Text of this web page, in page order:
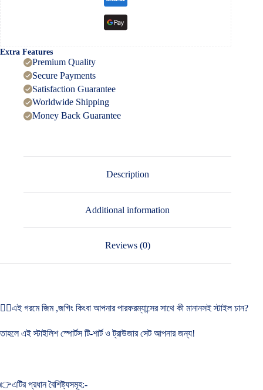
Extra Features
Premium Quality
Secure Payments
Satisfaction Guarantee
Worldwide Shipping
Money Back Guarantee
Description
Additional information
Reviews (0)
🏃‍♂এই গরমে জিম ,জগিং কিংবা আপনার পারফরম্যান্সের সাথে কী মানানসই স্টাইল চান?
তাহলে এই স্টাইলিশ স্পোর্টস টি-শার্ট ও ট্রাউজার সেট আপনার জন্য!
👉এটির প্রধান বৈশিষ্ট্যসমূহ:-